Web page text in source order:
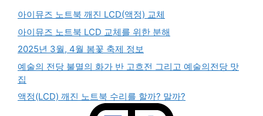
아이뮤즈 노트북 깨진 LCD(액정) 교체
아이뮤즈 노트북 LCD 교체를 위한 분해
2025년 3월, 4월 봄꽃 축제 정보
예술의 전당 불멸의 화가 반 고흐전 그리고 예술의전당 맛
집
액정(LCD) 깨진 노트북 수리를 할까? 말까?